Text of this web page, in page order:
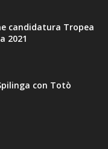
candidatura Tropea
2021
con Totò